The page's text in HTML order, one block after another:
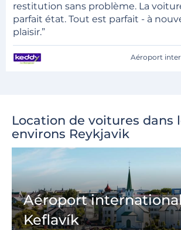
restitution sans problème. La
parfait état. Tout est parfait - à
plaisir.”
Aéroport
Location de voitures dans
environs Reykjavik
Aéroport
Keflavík